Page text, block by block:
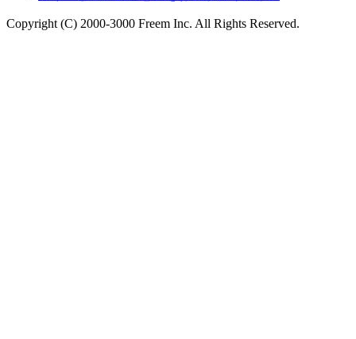
Copyright (C) 2000-3000 Freem Inc. All Rights Reserved.